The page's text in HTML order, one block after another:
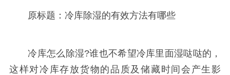
原标题：冷库除湿的有效方法有哪些
冷库怎么除湿?谁也不希望冷库里面湿哒哒的，
这样对冷库存放货物的品质及储藏时间会产生影